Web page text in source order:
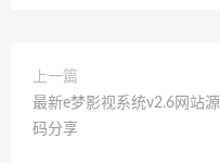
上一篇
最新e梦影视系统v2.6网站源
码分享